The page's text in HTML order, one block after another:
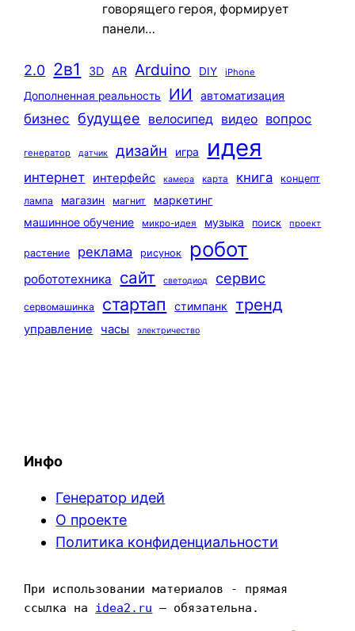
говорящего героя, формирует
панели…
2.0 2в1 3D AR Arduino DIY iPhone
Дополненная реальность ИИ автоматизация
бизнес будущее велосипед видео вопрос
генератор датчик дизайн игра идея
интернет интерфейс камера карта книга
концепт
лампа
магазин магнит
маркетинг
машинное обучение
микро-идея музыка поиск проект
растение реклама рисунок робот
робототехника сайт светодиод сервис
сервомашинка стартап стимпанк тренд
управление часы электричество
Инфо
Генератор идей
О проекте
Политика конфиденциальности
При использовании материалов - прямая
ссылка на idea2.ru — обязательна.